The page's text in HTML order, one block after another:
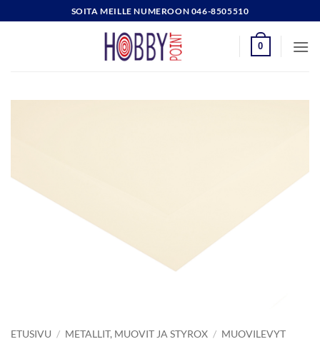
to
SOITA MEILLE NUMEROON 046-8505510
0
ETUSIVU / METALLIT, MUOVIT JA STYROX / MUOVILEVYT